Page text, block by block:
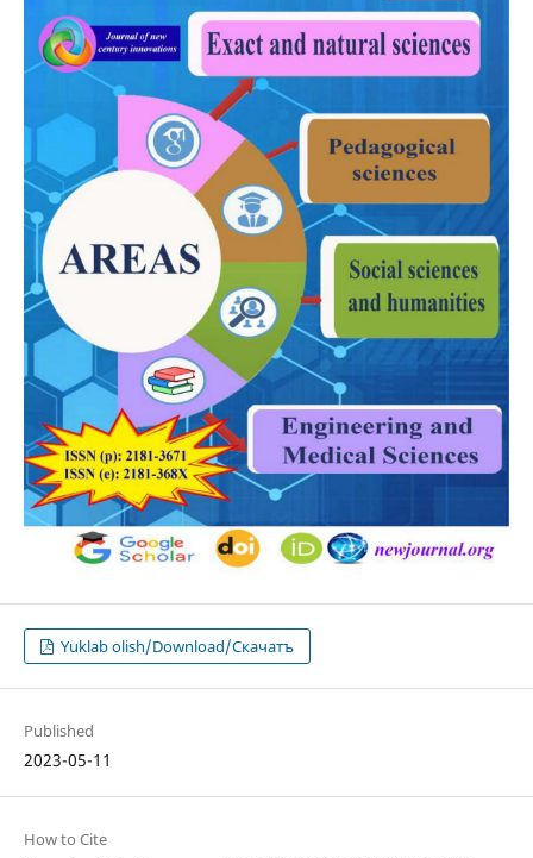
Yuklab olish/Download/Скачатъ
Published
2023-05-11
How to Cite